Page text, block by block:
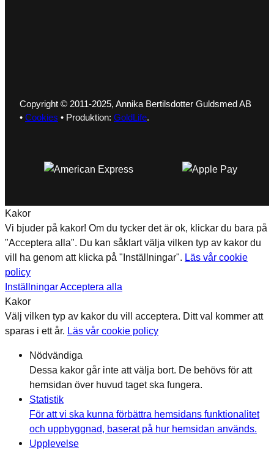
Copyright © 2011-2025, Annika Bertilsdotter Guldsmed AB
• Cookies • Produktion: GoldLife.
Kakor
Vi bjuder på kakor! Om du tycker det är ok, klickar du bara på
"Acceptera alla". Du kan såklart välja vilken typ av kakor du
vill ha genom att klicka på "Inställningar". Läs vår cookie
policy
InställningarAcceptera alla
Kakor
Välj vilken typ av kakor du vill acceptera. Ditt val kommer att
sparas i ett år. Läs vår cookie policy
Nödvändiga
Dessa kakor går inte att välja bort. De behövs för att
hemsidan över huvud taget ska fungera.
Statistik
För att vi ska kunna förbättra hemsidans funktionalitet
och uppbyggnad, baserat på hur hemsidan används.
Upplevelse